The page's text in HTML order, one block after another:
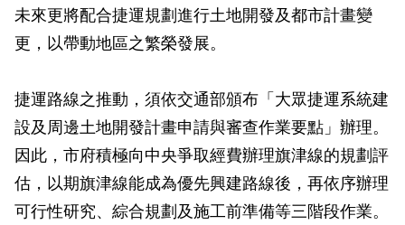
未來更將配合捷運規劃進行土地開發及都市計畫變
更，以帶動地區之繁榮發展。
捷運路線之推動，須依交通部頒布「大眾捷運系統建
設及周邊土地開發計畫申請與審查作業要點」辦理。
因此，市府積極向中央爭取經費辦理旗津線的規劃評
估，以期旗津線能成為優先興建路線後，再依序辦理
可行性研究、綜合規劃及施工前準備等三階段作業。